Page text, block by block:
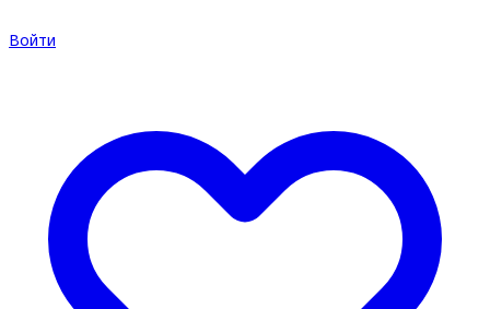
Войти